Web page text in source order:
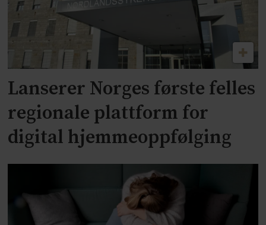
Lanserer Norges første felles
regionale plattform for
digital hjemmeoppfølging